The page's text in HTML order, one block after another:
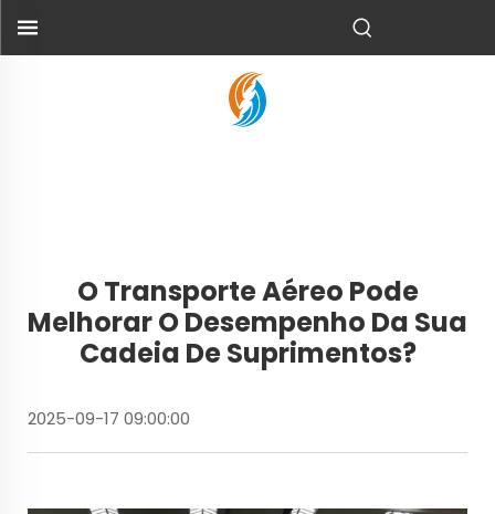
O Transporte Aéreo Pode
Melhorar O Desempenho Da Sua
Cadeia De Suprimentos?
2025-09-17 09:00:00